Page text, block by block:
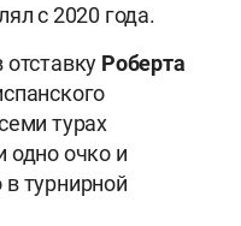
с 2020 года.
Роберта
турах
одно очко и
турнирной